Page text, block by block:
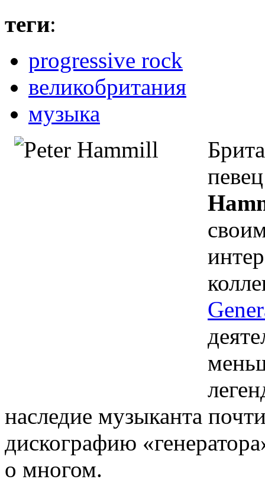
теги:
progressive rock
великобритания
музыка
наследие музыканта
дискографию
о многом.